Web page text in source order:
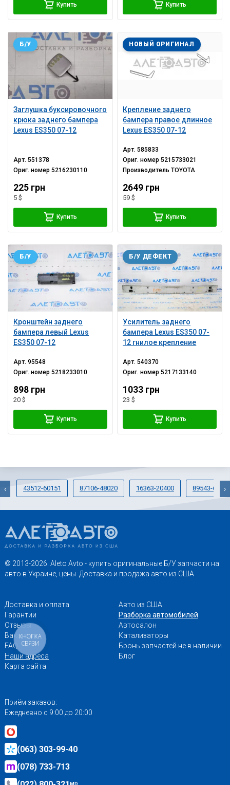
Купить Купить
Заглушка буксировочного
крюка заднего бампера
Lexus ES350 07-12
Б/У
Арт.551378
Ориг. номер5216230110
225 грн
5 $
Купить
Крепление заднего
бампера правое длинное
Lexus ES350 07-12
НОВЫЙ ОРИГИНАЛ
Арт.585833
Ориг. номер5215733021
ПроизводительTOYOTA
2649 грн
59 $
Купить
Кронштейн заднего
бампера левый Lexus
ES350 07-12
Б/У
Арт.95548
Ориг. номер5218233010
898 грн
20 $
Купить
Усилитель заднего
бампера Lexus ES350 07-
12 гнилое крепление
Б/У ДЕФЕКТ
Арт.540370
Ориг. номер5217133140
1033 грн
23 $
Купить
43512-60151 87106-48020 16363-20400 89543-60050
‹ ›
© 2013-2026. Aleto Avto - купить оригинальные Б/У запчасти на
авто в Украине, цены. Доставка и продажа авто из США
Доставка и оплата
Гарантии
Отзывы
Вакансии
FAQ
Наши адреса
Карта сайта
Авто из США
Разборка автомобилей
Автосалон
Катализаторы
Бронь запчастей не в наличии
Блог
Приём заказов:
Ежедневно с 9:00 до 20:00
(063) 303-99-40
(078) 733-713
MD
КНОПКА
СВЯЗИ